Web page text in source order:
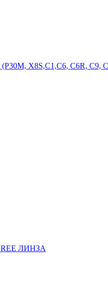
(P30M, X8S,С1,С6, С6R, С9,
ЛИНЗА